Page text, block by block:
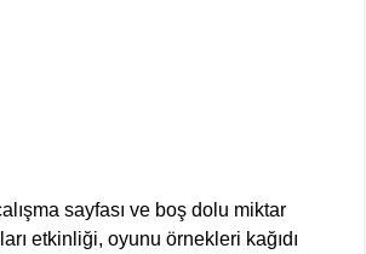
sayfası ve boş dolu miktar
etkinliği, oyunu örnekleri kağıdı